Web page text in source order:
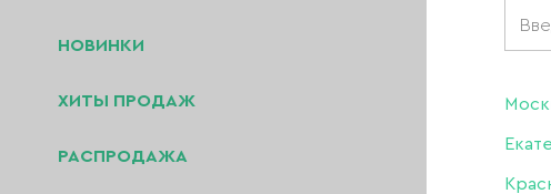
НОВИНКИ
ХИТЫ ПРОДАЖ
РАСПРОДАЖА